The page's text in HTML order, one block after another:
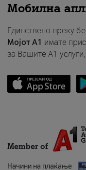
Мобилна
Единствено преку
Мојот A1 имате
за Вашите A1
Member of
Начини на плаќање